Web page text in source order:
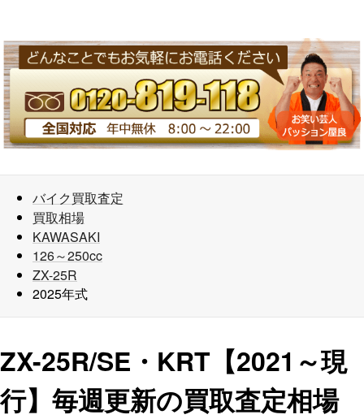
バイク買取査定
買取相場
KAWASAKI
126～250cc
ZX-25R
2025年式
ZX-25R/SE・KRT【2021～現
行】毎週更新の買取査定相場